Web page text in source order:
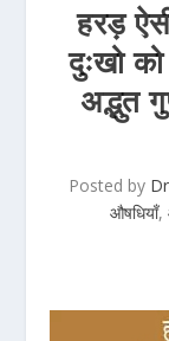
हरड़
दुःखो
अद्भुत
Posted by
औषधियाँ,